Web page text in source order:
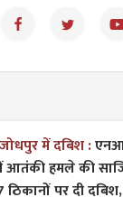
में दबिश :
आतंकी हमले की
पर दी दबिश,